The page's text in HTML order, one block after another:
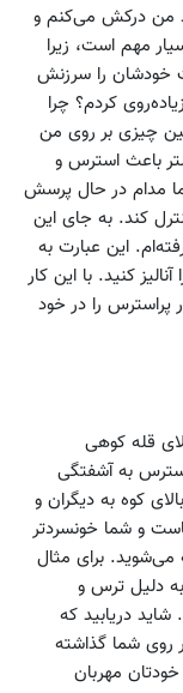
من درکش می‌کنم و
مهم است، زیرا
خودشان را سرزنش
کردم؟ چرا
چیزی بر روی من
باعث استرس و
مدام در حال پرسش
کند. به جای این
این عبارت به
کنید. با این کار
پراسترس را در خود
قله کوهی
استرس به آشفتگی
کوه به دیگران و
و شما خونسردتر
برای مثال
دلیل ترس و
دریابید که
روی شما گذاشته
مهربان